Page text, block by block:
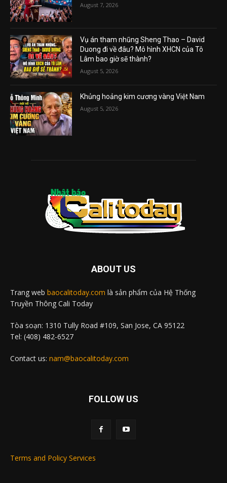
August 7, 2026
Vụ án tham nhũng Sheng Thao – David
Duong đi về đâu? Mô hình XHCN của Tô
Lâm bao giờ sẽ thành?
August 5, 2026
Khủng hoảng kim cương vàng Việt Nam
August 5, 2026
ABOUT US
Trang web baocalitoday.com là sản phẩm của Hệ Thống
Truyền Thông Cali Today
Tòa soạn: 1310 Tully Road #109, San Jose, CA 95122
Tel: (408) 482-6527
Contact us: nam@baocalitoday.com
FOLLOW US
Terms and Policy Services